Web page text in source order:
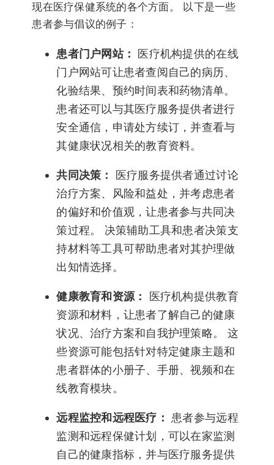
现在医疗保健系统的各个方面。 以下是一些
患者参与倡议的例子：
患者门户网站：
医疗机构提供的在线
门户网站可让患者查阅自己的病历、
化验结果、预约时间表和药物清单。
患者还可以与其医疗服务提供者进行
安全通信，申请处方续订，并查看与
其健康状况相关的教育资料。
共同决策： 医疗服务提供者通过讨论
治疗方案、风险和益处，并考虑患者
的偏好和价值观，让患者参与共同决
策过程。 决策辅助工具和患者决策支
持材料等工具可帮助患者对其护理做
出知情选择。
健康教育和资源： 医疗机构提供教育
资源和材料，让患者了解自己的健康
状况、治疗方案和自我护理策略。 这
些资源可能包括针对特定健康主题和
患者群体的小册子、手册、视频和在
线教育模块。
远程监控和远程医疗：
患者参与远程
监测和远程保健计划，可以在家监测
自己的健康指标，并与医疗服务提供